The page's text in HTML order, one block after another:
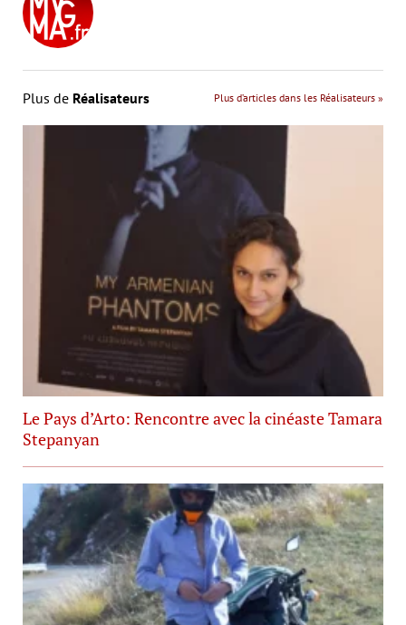
Plus de Réalisateurs Plus d’articles dans les Réalisateurs »
Le Pays d’Arto: Rencontre avec la cinéaste Tamara
Stepanyan